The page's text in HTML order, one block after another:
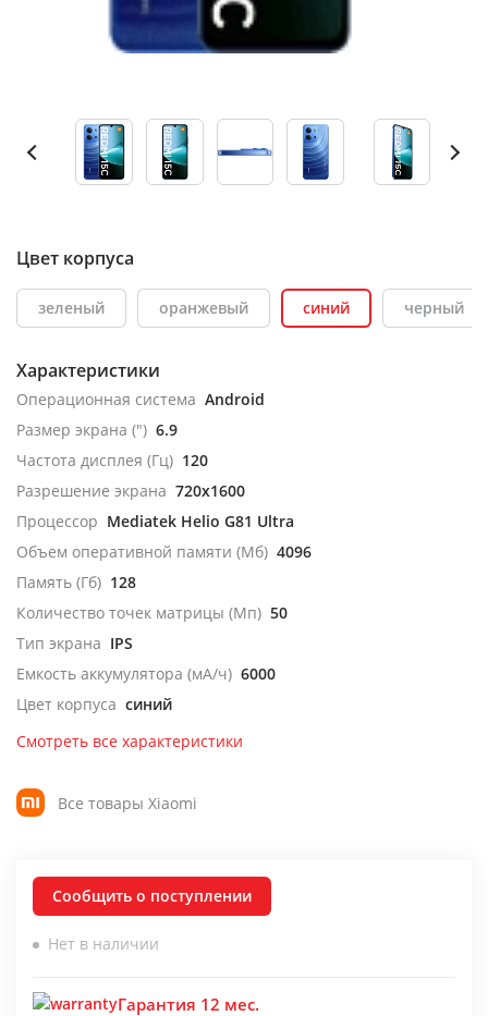
Цвет корпуса
зеленый оранжевый синий черный
Характеристики
Операционная система Android
Размер экрана (") 6.9
Частота дисплея (Гц) 120
Разрешение экрана 720x1600
Процессор Mediatek Helio G81 Ultra
Объем оперативной памяти (Мб) 4096
Память (Гб) 128
Количество точек матрицы (Мп) 50
Тип экрана IPS
Емкость аккумулятора (мА/ч) 6000
Цвет корпуса синий
Смотреть все характеристики
Все товары Xiaomi
Сообщить о поступлении
Нет в наличии
Гарантия 12 мес.